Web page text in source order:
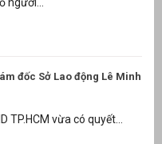
đốc Sở Lao động Lê Minh
TP.HCM vừa có quyết...